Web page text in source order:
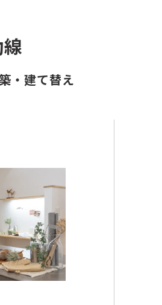
・建て替え